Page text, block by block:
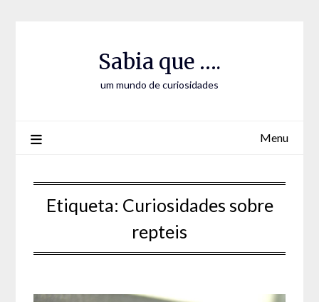
Sabia que ….
um mundo de curiosidades
Menu
Etiqueta: Curiosidades sobre
repteis